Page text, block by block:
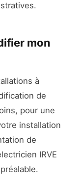
mon
à
de
pour une
installation
de
IRVE